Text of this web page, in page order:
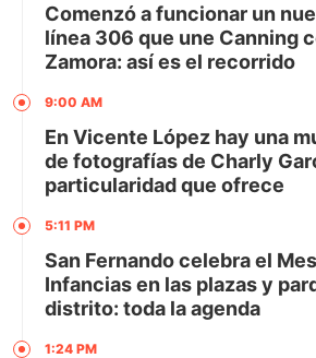
Comenzó a funcionar un
línea 306 que une Canning
Zamora: así es el recorrido
9:00 AM
En Vicente López hay una
de fotografías de Charly
particularidad que ofrece
5:11 PM
San Fernando celebra el
Infancias en las plazas y
distrito: toda la agenda
1:24 PM